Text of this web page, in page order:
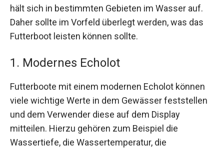
hält sich in bestimmten Gebieten im Wasser auf.
Daher sollte im Vorfeld überlegt werden, was das
Futterboot leisten können sollte.
1. Modernes Echolot
Futterboote mit einem modernen Echolot können
viele wichtige Werte in dem Gewässer feststellen
und dem Verwender diese auf dem Display
mitteilen. Hierzu gehören zum Beispiel die
Wassertiefe, die Wassertemperatur, die